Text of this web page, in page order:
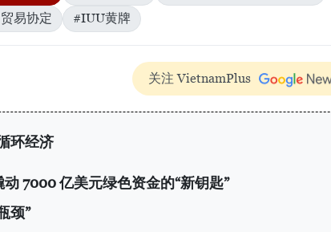
易协定 #IUU黄牌
关注 VietnamPlus
环经济
7000 亿美元绿色资金的“新钥匙”
颈”